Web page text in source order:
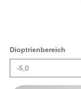
Dioptrienbereich